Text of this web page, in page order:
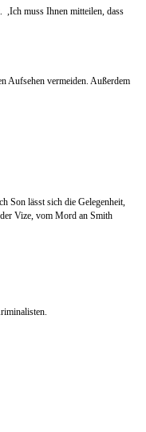
,Ich muss Ihnen mitteilen, dass
Aufsehen vermeiden. Außerdem
Son lässt sich die Gelegenheit,
der Vize, vom Mord an Smith